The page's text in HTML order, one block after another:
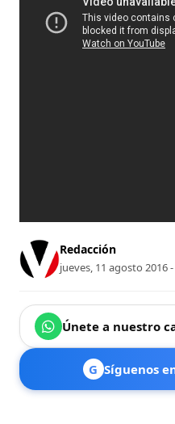
Redacción
jueves, 11 agosto 2016
Únete a nuestro
G Síguenos